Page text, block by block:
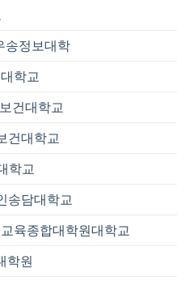
송정보대학
학교
건대학교
건대학교
학교
송담대학교
교육종합대학원대학교
학원